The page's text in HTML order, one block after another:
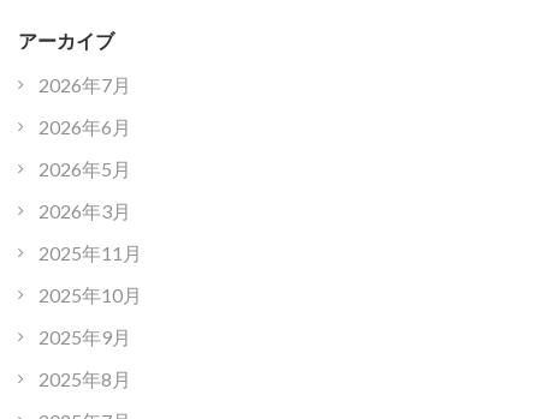
アーカイブ
2026年7月
2026年6月
2026年5月
2026年3月
2025年11月
2025年10月
2025年9月
2025年8月